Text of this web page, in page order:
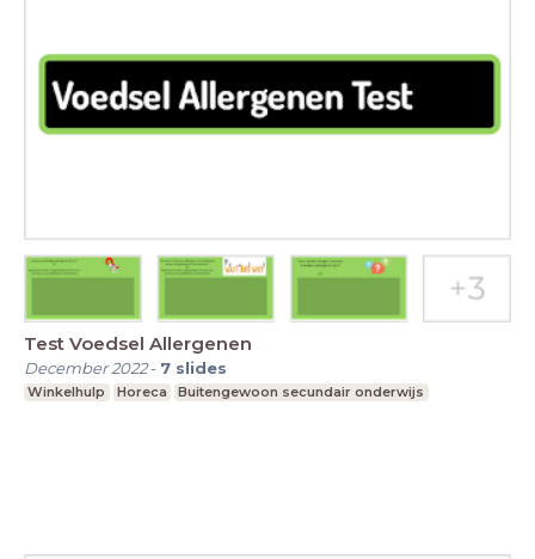
Test Voedsel Allergenen
December 2022- 7 slides
Winkelhulp Horeca Buitengewoon secundair onderwijs